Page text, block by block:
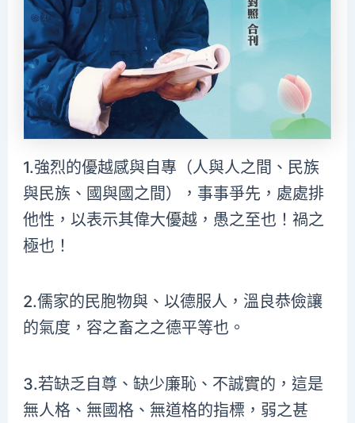
1.強烈的優越感與自專（人與人之間、民族
與民族、國與國之間），事事爭先，處處排
他性，以表示其偉大優越，愚之至也！禍之
極也！
2.儒家的民胞物與、以德服人，溫良恭儉讓
的氣度，容之畜之之德平等也。
3.若缺乏自尊、缺少廉恥、不誠實的，這是
無人格、無國格、無道格的指標，弱之甚